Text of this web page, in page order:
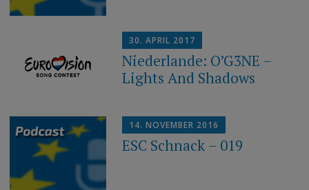
30. APRIL 2017
Niederlande: O’G3NE –
Lights And Shadows
14. NOVEMBER 2016
ESC Schnack – 019